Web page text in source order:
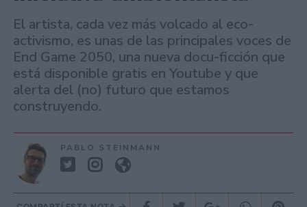
El artista, cada vez más volcado al eco-
activismo, es unas de las principales voces de
End Game 2050, una nueva docu-ficción que
está disponible gratis en Youtube y que
alerta del (no) futuro que estamos
construyendo.
PABLO STEINMANN